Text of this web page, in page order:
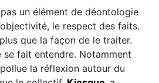
pas un élément de déontologie
le respect des faits.
que la façon de le traiter.
fait entendre. Notamment
la réflexion autour du